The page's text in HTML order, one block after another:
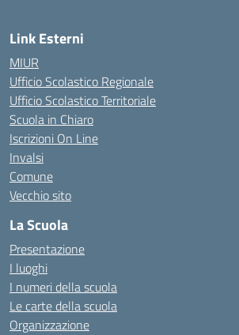
Link Esterni
MIUR
Ufficio Scolastico Regionale
Ufficio Scolastico Territoriale
Scuola in Chiaro
Iscrizioni On Line
Invalsi
Comune
Vecchio sito
La Scuola
Presentazione
I luoghi
I numeri della scuola
Le carte della scuola
Organizzazione